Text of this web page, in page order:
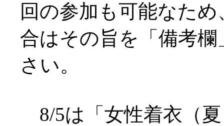
回の参加も可能なた
合はその旨を「備考
さい。
8/5は「女性着衣（